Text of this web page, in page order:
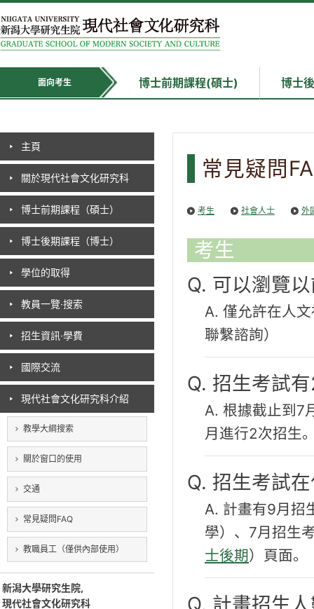
面向考生 博士前期課程(碩士) 博士
主頁
關於現代社會文化研究科
博士前期課程（碩士）
博士後期課程（博士）
學位的取得
教員一覽·搜索
招生資訊·學費
國際交流
現代社會文化研究科介紹
教學大綱搜索
關於窗口的使用
交通
常見疑問FAQ
教職員工（僅供內部使用）
新潟大學研究生院,
現代社會文化研究科
常見疑問
考生 社會人士 外
考生
Q. 可以瀏覽
A. 僅允許在人
聯繫諮詢）
Q. 招生考試
A. 根據截止到7
月進行2次招生
Q. 招生考試
A. 計畫有9月招
學）、7月招生
士後期）頁面。
Q. 計畫招生